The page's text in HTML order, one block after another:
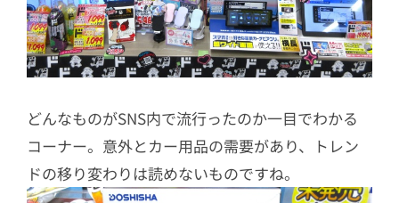
どんなものがSNS内で流行ったのか一目でわかる
コーナー。意外とカー用品の需要があり、トレン
ドの移り変わりは読めないものですね。